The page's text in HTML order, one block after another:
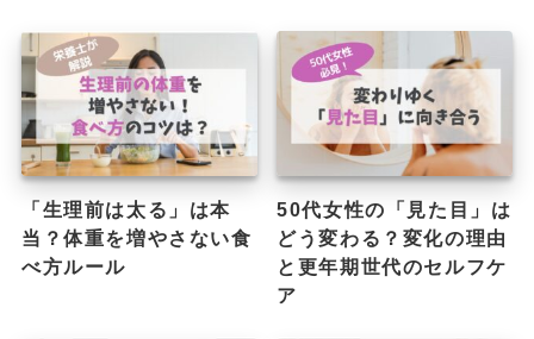
「生理前は太る」は本
当？体重を増やさない食
べ方ルール
50代女性の「見た目」は
どう変わる？変化の理由
と更年期世代のセルフケ
ア